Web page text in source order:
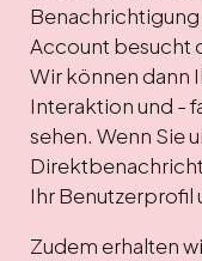
Benachrichtigung
Account besucht
Wir können dann
Interaktion und -
sehen. Wenn Sie
Ihr Benutzerprofil
Zudem erhalten